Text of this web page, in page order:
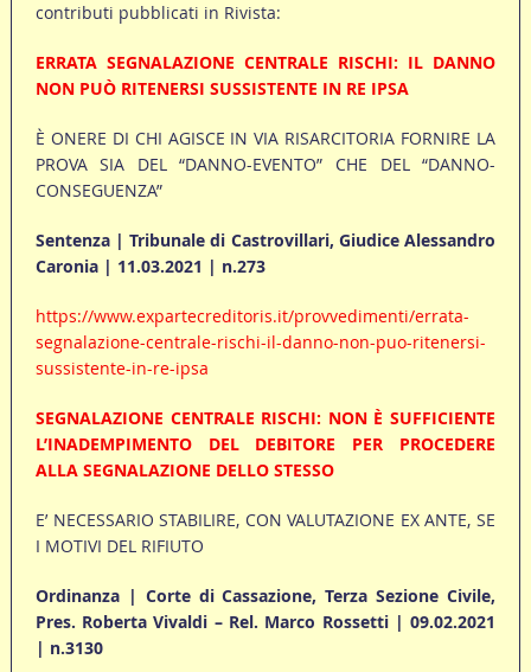
contributi pubblicati in Rivista:
ERRATA SEGNALAZIONE CENTRALE RISCHI: IL DANNO
NON PUÒ RITENERSI SUSSISTENTE IN RE IPSA
È ONERE DI CHI AGISCE IN VIA RISARCITORIA FORNIRE LA
PROVA SIA DEL “DANNO-EVENTO” CHE DEL “DANNO-
CONSEGUENZA”
Sentenza | Tribunale di Castrovillari, Giudice Alessandro
Caronia | 11.03.2021 | n.273
https://www.expartecreditoris.it/provvedimenti/errata-
segnalazione-centrale-rischi-il-danno-non-puo-ritenersi-
sussistente-in-re-ipsa
SEGNALAZIONE CENTRALE RISCHI: NON È SUFFICIENTE
L’INADEMPIMENTO DEL DEBITORE PER PROCEDERE
ALLA SEGNALAZIONE DELLO STESSO
E’ NECESSARIO STABILIRE, CON VALUTAZIONE EX ANTE, SE
I MOTIVI DEL RIFIUTO
Ordinanza | Corte di Cassazione, Terza Sezione Civile,
Pres. Roberta Vivaldi – Rel. Marco Rossetti | 09.02.2021
| n.3130